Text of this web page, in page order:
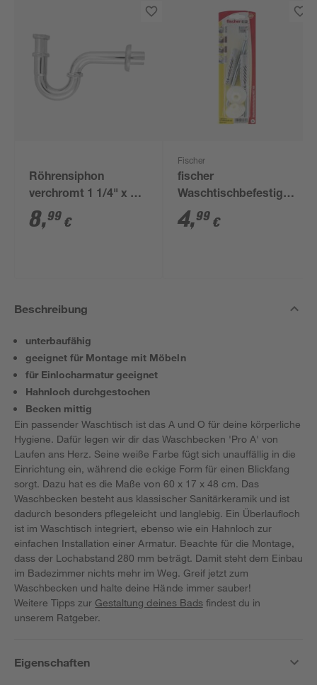
Röhrensiphon
verchromt 1 1/4" x 32
mm
8,99 €
Fischer
fischer
Waschtischbefestigung
WST 140 2 Stück
4,99 €
Beschreibung
unterbaufähig
geeignet für Montage mit Möbeln
für Einlocharmatur geeignet
Hahnloch durchgestochen
Becken mittig
Ein passender Waschtisch ist das A und O für deine körperliche
Hygiene. Dafür legen wir dir das Waschbecken 'Pro A' von
Laufen ans Herz. Seine weiße Farbe fügt sich unauffällig in die
Einrichtung ein, während die eckige Form für einen Blickfang
sorgt. Dazu hat es die Maße von 60 x 17 x 48 cm. Das
Waschbecken besteht aus klassischer Sanitärkeramik und ist
dadurch besonders pflegeleicht und langlebig. Ein Überlaufloch
ist im Waschtisch integriert, ebenso wie ein Hahnloch zur
einfachen Installation einer Armatur. Beachte für die Montage,
dass der Lochabstand 280 mm beträgt. Damit steht dem Einbau
im Badezimmer nichts mehr im Weg. Greif jetzt zum
Waschbecken und halte deine Hände immer sauber!
Weitere Tipps zur Gestaltung deines Badsfindest du in
unserem Ratgeber.
Eigenschaften